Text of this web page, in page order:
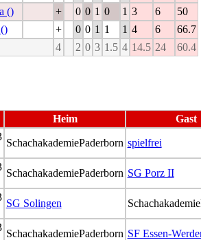
() + 0 0 1 0 1 3 6
50
+ 0 0 1 1 1 4 6
66.7
4 2 0 3 1.5 4 14.5 24 60.4
Heim Gast
SchachakademiePaderborn spielfrei
SchachakademiePaderborn SG Porz II
SG Solingen
SchachakademiePaderborn SF Essen-